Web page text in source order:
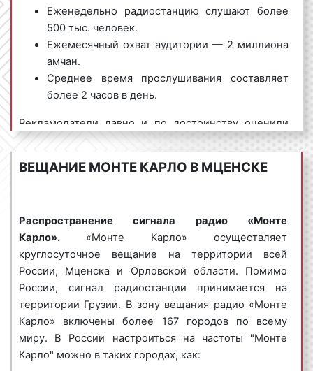
музыки в эфир радио «Монте Карло» выходят
радиопередчи, наиболее популярными из которых
являются:
«Афиша»;
«Простые вещи»;
«Мировое кино»;
«Особо важные персоны»;
«Вокруг света» и другие.
Многие рекламодатели на постоянной основе
размещают рекламные ролики именно на частотах
«Монте Карло».
Виды рекламных роликов на радио
Монте Карло в Мценске
Рекламные ролики на радио «Монте Карло» в
Еженедельно радиостанцию слушают более
500 тыс. человек.
Ежемесячный охват аудитории — 2 миллиона
амчан.
Среднее время прослушивания составляет
более 2 часов в день.
Рекламодатели давно и по достоинству оценили
преимущества размещения рекламных роликов на
качественные радиопрограммы, известность и
размещению рекламы на «Монте Карло» можно
значительно увеличить поток клиентов и поднять
процент продаж.
ВЕЩАНИЕ МОНТЕ КАРЛО В МЦЕНСКЕ
Распространение сигнала радио «Монте
Карло». «Монте Карло» осуществляет
круглосуточное вещание на территории всей
России, Мценска и Орловской области. Помимо
России, сигнал радиостанции принимается на
территории Грузии. В зону вещания радио «Монте
Карло» включены более 167 городов по всему
миру. В России настроиться на частоты "Монте
Карло" можно в таких городах, как: